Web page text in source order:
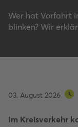
Wer hat Vorfahrt
blinken? Wir
03. August 2026
Im Kreisverkehr